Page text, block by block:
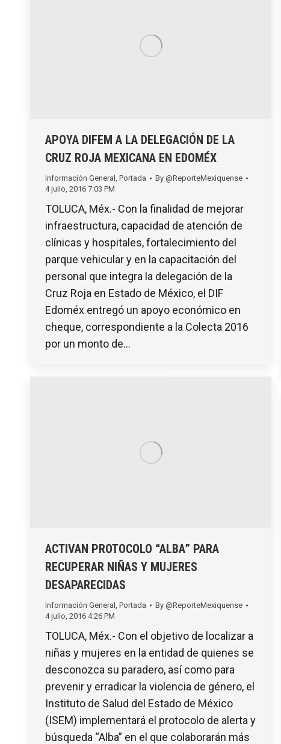
APOYA DIFEM A LA DELEGACIÓN DE LA
CRUZ ROJA MEXICANA EN EDOMÉX
Información General Portada By @ReporteMexiquense
4 julio, 2016 7:03 PM
TOLUCA, Méx.- Con la finalidad de mejorar
infraestructura, capacidad de atención de
clínicas y hospitales, fortalecimiento del
parque vehicular y en la capacitación del
personal que integra la delegación de la
Cruz Roja en Estado de México, el DIF
Edoméx entregó un apoyo económico en
cheque, correspondiente a la Colecta 2016
por un monto de…
ACTIVAN PROTOCOLO “ALBA” PARA
RECUPERAR NIÑAS Y MUJERES
DESAPARECIDAS
Información General Portada By @ReporteMexiquense
4 julio, 2016 4:26 PM
TOLUCA, Méx.- Con el objetivo de localizar a
niñas y mujeres en la entidad de quienes se
desconozca su paradero, así como para
prevenir y erradicar la violencia de género, el
Instituto de Salud del Estado de México
(ISEM) implementará el protocolo de alerta y
búsqueda “Alba” en el que colaborarán más